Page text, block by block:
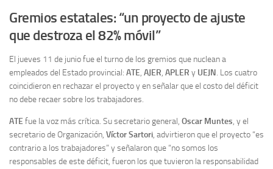
Gremios estatales: “un proyecto de ajuste
que destroza el 82% móvil”
El jueves 11 de junio fue el turno de los gremios que nuclean a
empleados del Estado provincial: ATE, AJER, APLER y UEJN. Los cuatro
coincidieron en rechazar el proyecto y en señalar que el costo del déficit
no debe recaer sobre los trabajadores.
ATEfue la voz más crítica. Su secretario general, Oscar Muntes, y el
secretario de Organización, Víctor Sartori, advirtieron que el proyecto “es
contrario a los trabajadores” y señalaron que “no somos los
responsables de este déficit, fueron los que tuvieron la responsabilidad